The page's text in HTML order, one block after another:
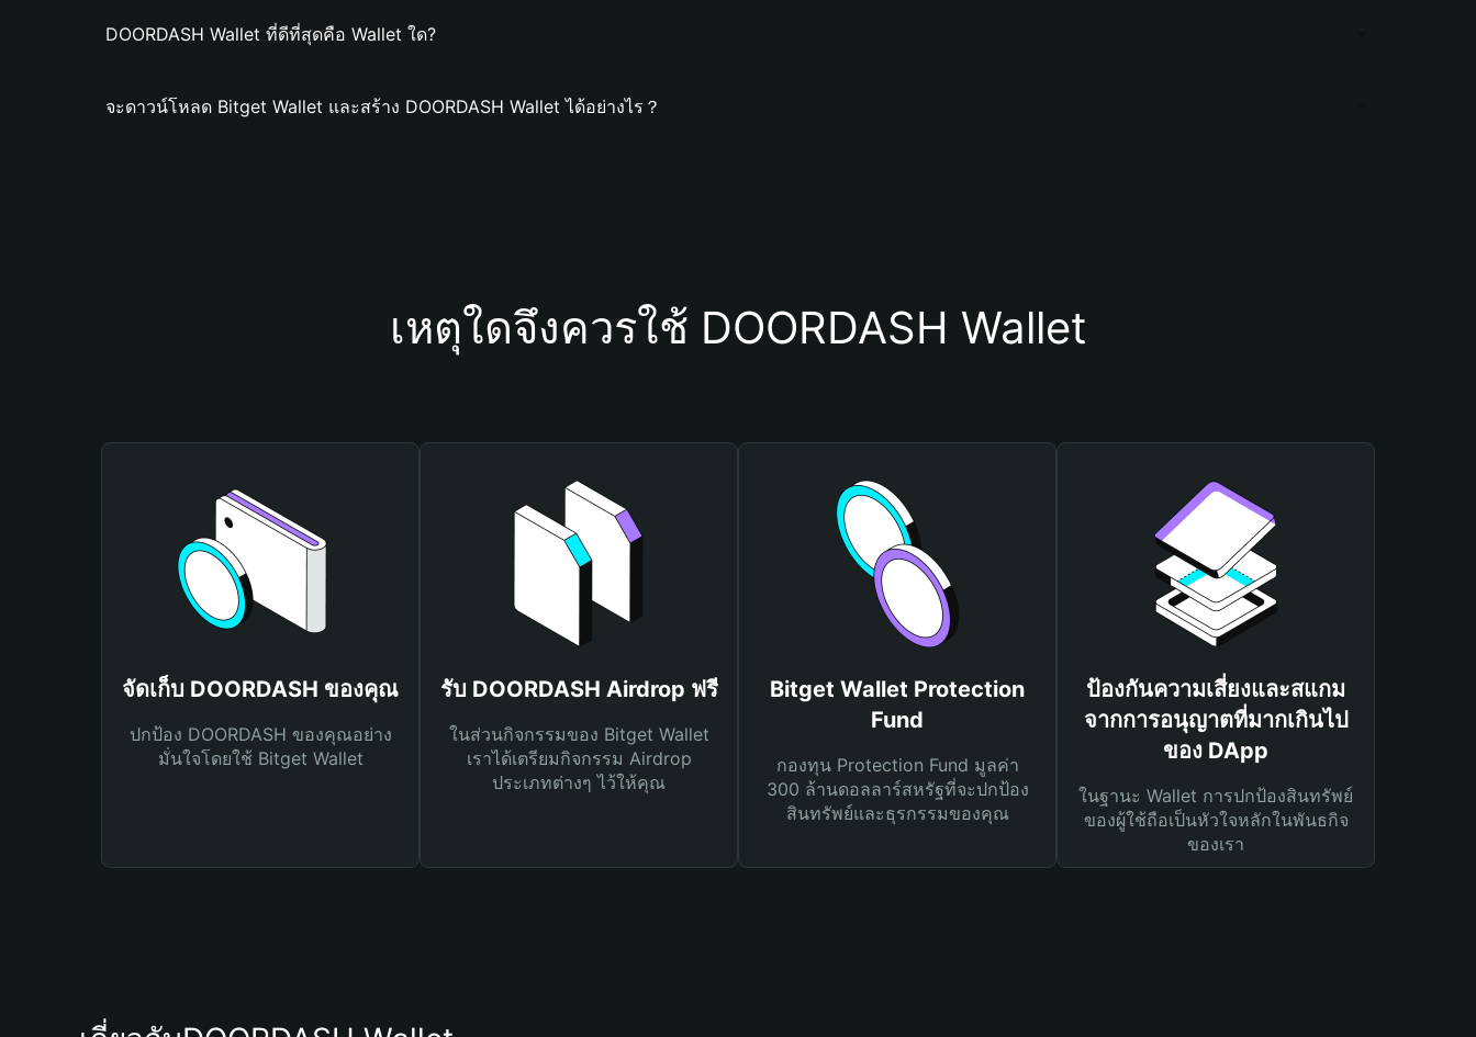
DOORDASH Wallet ที่ดีที่สุดคือ Wallet ใด?
จะดาวน์โหลด Bitget Wallet และสร้าง DOORDASH Wallet ได้อย่างไร？
เหตุใดจึงควรใช้ DOORDASH Wallet
จัดเก็บ DOORDASH ของคุณ
ปกป้อง DOORDASH ของคุณอย่าง
มั่นใจโดยใช้ Bitget Wallet
รับ DOORDASH Airdrop ฟรี
ในส่วนกิจกรรมของ Bitget Wallet
เราได้เตรียมกิจกรรม Airdrop
ประเภทต่างๆ ไว้ให้คุณ
Bitget Wallet Protection
Fund
กองทุน Protection Fund มูลค่า
300 ล้านดอลลาร์สหรัฐที่จะปกป้อง
สินทรัพย์และธุรกรรมของคุณ
ป้องกันความเสี่ยงและสแกม
จากการอนุญาตที่มากเกินไป
ของ DApp
ในฐานะ Wallet การปกป้องสินทรัพย์
ของผู้ใช้ถือเป็นหัวใจหลักในพันธกิจ
ของเรา